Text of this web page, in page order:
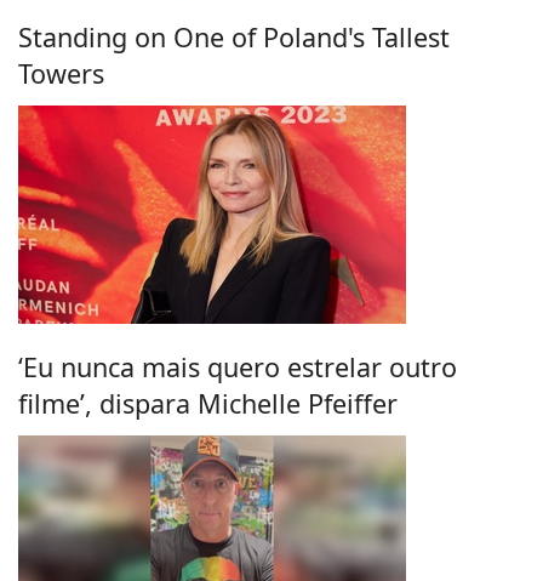
Standing on One of Poland's Tallest
Towers
‘Eu nunca mais quero estrelar outro
filme’, dispara Michelle Pfeiffer